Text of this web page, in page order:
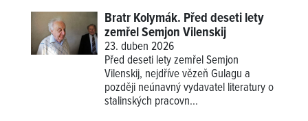
Bratr Kolymák. Před deseti lety
zemřel Semjon Vilenskij
23. duben 2026
Před deseti lety zemřel Semjon
Vilenskij, nejdříve vězeň Gulagu a
později neúnavný vydavatel literatury o
stalinských pracovn...